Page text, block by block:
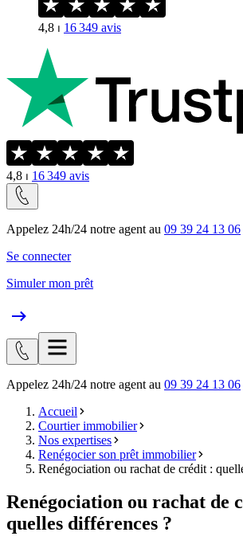
4,8 ⏐ 16 349 avis
4,8 ⏐ 16 349 avis
Appelez 24h/24 notre agent au 09 39 24 13 06
Se connecter
Simuler mon prêt
Appelez 24h/24 notre agent au 09 39 24 13 06
Accueil
Courtier immobilier
Nos expertises
Renégocier son prêt immobilier
Renégociation ou rachat de crédit :
Renégociation ou rachat de
quelles différences ?